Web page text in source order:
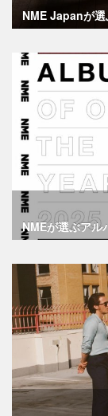
NME Japanが
NMEが選ぶアル